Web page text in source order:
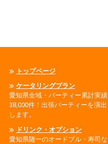
トップページ
ケータリングプラン
愛知県全域・パーティー累計実績
38,000件！出張パーティーを演出
します。
ドリンク・オプション
愛知県随一のオードブル・寿司な